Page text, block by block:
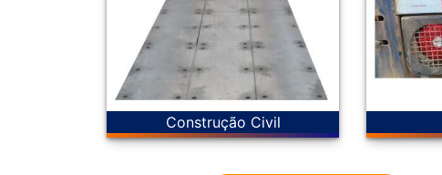
Construção Civil